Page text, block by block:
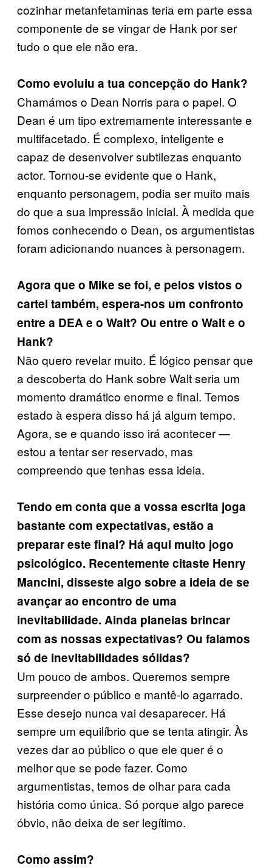
cozinhar metanfetaminas teria em parte essa
componente de se vingar de Hank por ser
tudo o que ele não era.
Como evoluiu a tua concepção do Hank?
Chamámos o Dean Norris para o papel. O
Dean é um tipo extremamente interessante e
multifacetado. É complexo, inteligente e
capaz de desenvolver subtilezas enquanto
actor. Tornou-se evidente que o Hank,
enquanto personagem, podia ser muito mais
do que a sua impressão inicial. À medida que
fomos conhecendo o Dean, os argumentistas
foram adicionando nuances à personagem.
Agora que o Mike se foi, e pelos vistos o
cartel também, espera-nos um confronto
entre a DEA e o Walt? Ou entre o Walt e o
Hank?
Não quero revelar muito. É lógico pensar que
a descoberta do Hank sobre Walt seria um
momento dramático enorme e final. Temos
estado à espera disso há já algum tempo.
Agora, se e quando isso irá acontecer —
estou a tentar ser reservado, mas
compreendo que tenhas essa ideia.
Tendo em conta que a vossa escrita joga
bastante com expectativas, estão a
preparar este final? Há aqui muito jogo
psicológico. Recentemente citaste Henry
Mancini, disseste algo sobre a ideia de se
avançar ao encontro de uma
inevitabilidade. Ainda planeias brincar
com as nossas expectativas? Ou falamos
só de inevitabilidades sólidas?
Um pouco de ambos. Queremos sempre
surpreender o público e mantê-lo agarrado.
Esse desejo nunca vai desaparecer. Há
sempre um equilíbrio que se tenta atingir. Às
vezes dar ao público o que ele quer é o
melhor que se pode fazer. Como
argumentistas, temos de olhar para cada
história como única. Só porque algo parece
óbvio, não deixa de ser legítimo.
Como assim?